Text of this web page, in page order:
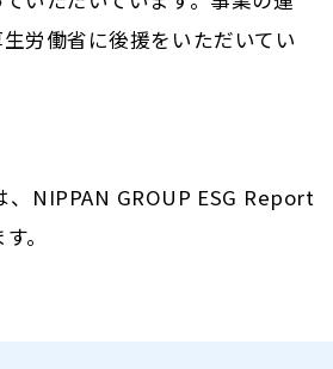
労働省に後援をいただいてい
NIPPAN GROUP ESG Report
。